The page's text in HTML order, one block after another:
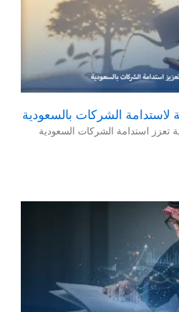
لاستدامة الشركات بالسعودية
تعزز استدامة الشركات السعودية